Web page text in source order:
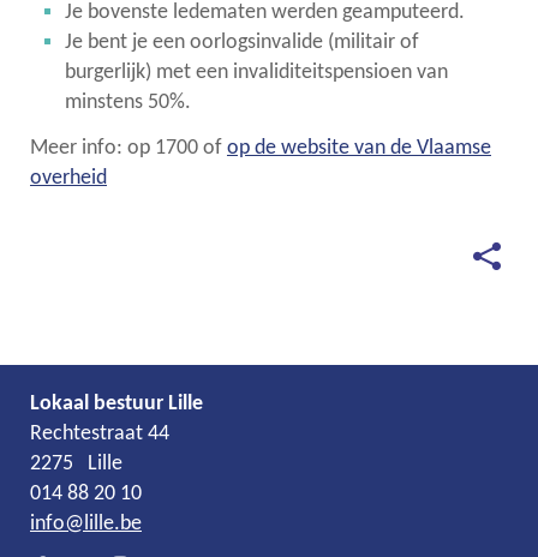
Je bovenste ledematen werden geamputeerd.
Je bent je een oorlogsinvalide (militair of
burgerlijk) met een invaliditeitspensioen van
minstens 50%.
Meer info: op 1700 of op de website van de Vlaamse
overheid
Lokaal bestuur Lille
Adres
Rechtestraat 44
2275
Lille
Tel.
014 88 20 10
E-
mail
info@lille.be